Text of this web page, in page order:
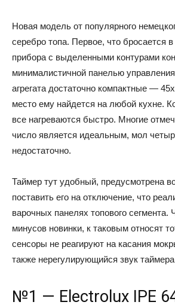
Новая модель от популярного
серебро топа. Первое, что бросается
прибора с выделенными контурами
минималистичной панелью
агрегата достаточно компактные —
место ему найдется на любой кухне.
все нагреваются быстро. Многие
число является идеальным, мол
недостаточно.
Таймер тут удобный, предусмотрена
поставить его на отключение, что
варочных панелях топового сегмента.
минусов новинки, к таковым относят
сенсоры не реагируют на касания
также нерегулирующийся звук
№1 — Electrolux IPE